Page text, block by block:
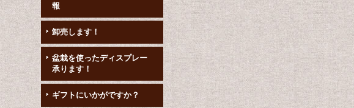
報
卸売します！
盆栽を使ったディスプレー
承ります！
ギフトにいかがですか？